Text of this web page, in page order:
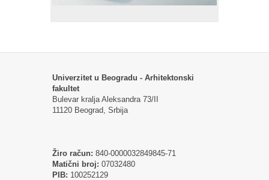
Univerzitet u Beogradu - Arhitektonski
fakultet
Bulevar kralja Aleksandra 73/II
11120 Beograd, Srbija
Žiro račun: 840-0000032849845-71
Matični broj: 07032480
PIB: 100252129